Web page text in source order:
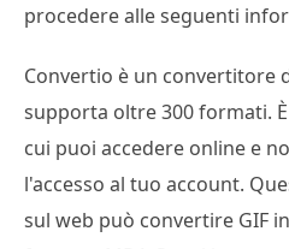
procedere alle seguenti
Convertio è un convertitore
supporta oltre 300 formati.
cui puoi accedere online e
l'accesso al tuo account.
sul web può convertire GIF